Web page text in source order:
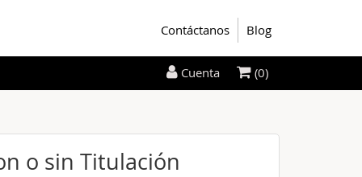
Contáctanos Blog
o sin Titulación
Cuenta (0)